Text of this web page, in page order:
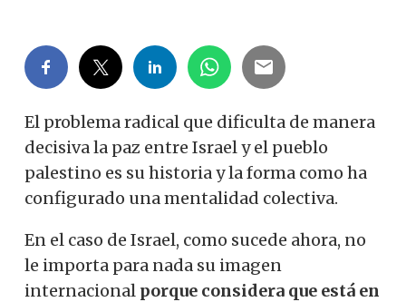
El problema radical que dificulta de manera
decisiva la paz entre Israel y el pueblo
palestino es su historia y la forma como ha
configurado una mentalidad colectiva.
En el caso de Israel, como sucede ahora, no
le importa para nada su imagen
internacional porque considera que está en